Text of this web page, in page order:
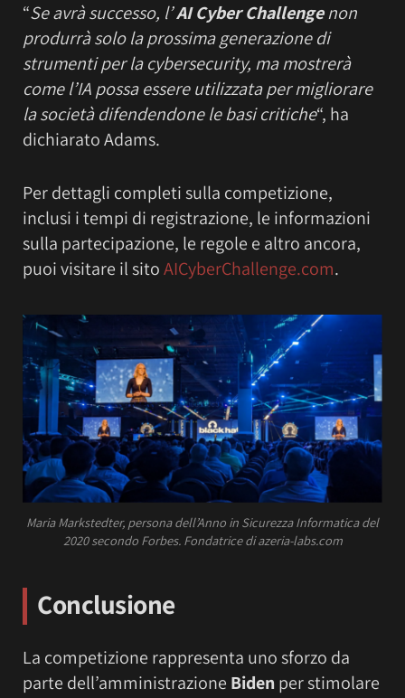
“Se avrà successo, l’AI Cyber Challengenon
produrrà solo la prossima generazione di
strumenti per la cybersecurity, ma mostrerà
come l’IA possa essere utilizzata per migliorare
la società difendendone le basi critiche“, ha
dichiarato Adams.
Per dettagli completi sulla competizione,
inclusi i tempi di registrazione, le informazioni
sulla partecipazione, le regole e altro ancora,
puoi visitare il sitoAICyberChallenge.com.
Maria Markstedter, persona dell’Anno in Sicurezza Informatica del
2020 secondo Forbes. Fondatrice di azeria-labs.com
Conclusione
La competizione rappresenta uno sforzo da
parte dell’amministrazione Bidenper stimolare